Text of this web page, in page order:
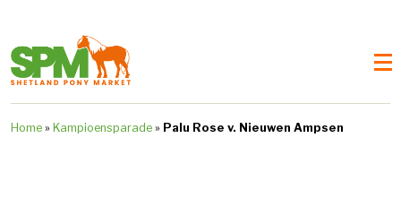
Home » Kampioensparade » Palu Rose v. Nieuwen Ampsen